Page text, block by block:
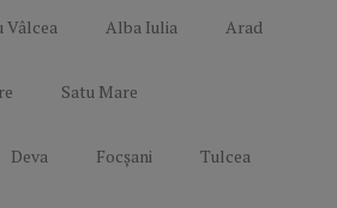
Vâlcea Alba Iulia Arad
Satu Mare
Deva Focșani Tulcea